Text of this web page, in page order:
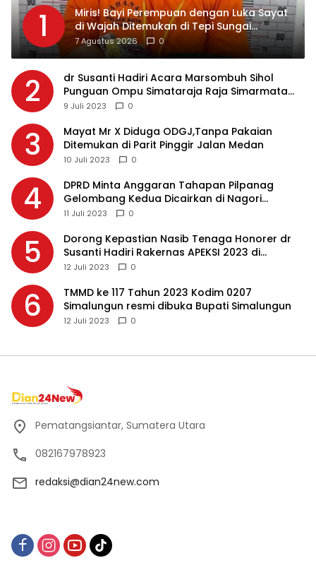
1
Miris! Bayi Perempuan dengan Luka Sayat
di Wajah Ditemukan di Tepi Sungai
Asahan, Diduga Dibuang Ibu Kandungnya
7 Agustus 2026 0
2
dr Susanti Hadiri Acara Marsombuh Sihol
Punguan Ompu Simataraja Raja Simarmata
Dohot Boruna Kota Siantar
9 Juli 2023 0
3
Mayat Mr X Diduga ODGJ,Tanpa Pakaian
Ditemukan di Parit Pinggir Jalan Medan
10 Juli 2023 0
4
DPRD Minta Anggaran Tahapan Pilpanag
Gelombang Kedua Dicairkan di Nagori
Masing-masing, Ini Alasannya…
11 Juli 2023 0
5
Dorong Kepastian Nasib Tenaga Honorer dr
Susanti Hadiri Rakernas APEKSI 2023 di
Makassar
12 Juli 2023 0
6
TMMD ke 117 Tahun 2023 Kodim 0207
Simalungun resmi dibuka Bupati Simalungun
12 Juli 2023 0
Pematangsiantar, Sumatera Utara
082167978923
redaksi@dian24new.com